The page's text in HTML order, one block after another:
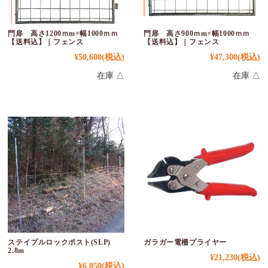
門扉 高さ1200ｍm×幅1000ｍｍ
【送料込】｜フェンス
¥50,600(税込)
在庫 △
門扉 高さ900ｍm×幅1000ｍｍ
【送料込】｜フェンス
¥47,300(税込)
在庫 △
ステイプルロックポスト(SLP)
2.8m
¥6,050(税込)
ガラガー電柵プライヤー
¥21,230(税込)